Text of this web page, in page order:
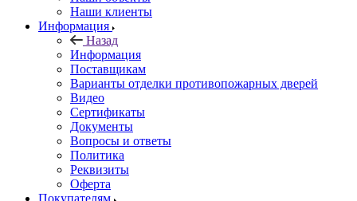
Наши клиенты
Информация
Назад
Информация
Поставщикам
Варианты отделки противопожарных дверей
Видео
Сертификаты
Документы
Вопросы и ответы
Политика
Реквизиты
Оферта
Покупателям